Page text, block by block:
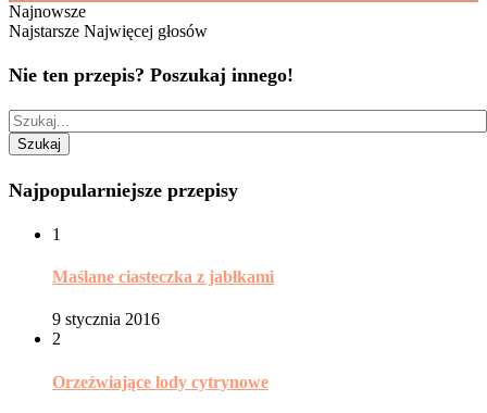
Najnowsze
Najstarsze Najwięcej głosów
Nie ten przepis? Poszukaj innego!
Najpopularniejsze przepisy
1
Maślane ciasteczka z jabłkami
9 stycznia 2016
2
Orzeźwiające lody cytrynowe